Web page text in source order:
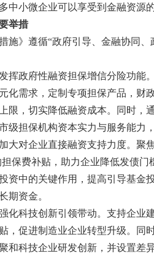
中小微企业可以享受到金融资源
举措
措施》遵循“政府引导、金融协同
发挥政府性融资担保增信分险功
化需求，定制专项担保产品，财
限，切实降低融资成本。同时，
级担保机构资本实力与服务能力
加大对企业直接融资支持力度。
担保费补贴，助力企业降低发债
资中的关键作用，提高引导基金
期资金。
强化科技创新引领带动。支持企
，促进制造业企业转型升级。同
和科技企业研发创新，并设置差